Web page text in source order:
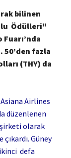
bilinen
Ödülleri"
fazla
(THY) da
Airlines
düzenlenen
şirketi olarak
Güney
defa